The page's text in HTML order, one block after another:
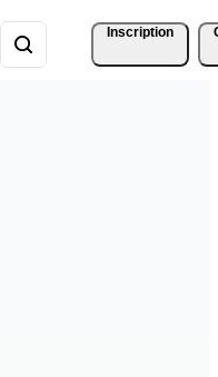
Inscription